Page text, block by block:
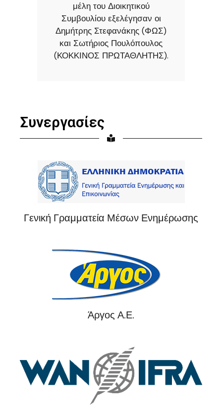
μέλη του Διοικητικού
Συμβουλίου εξελέγησαν οι
Δημήτρης Στεφανάκης (ΦΩΣ)
και Σωτήριος Πουλόπουλος
(ΚΟΚΚΙΝΟΣ ΠΡΩΤΑΘΛΗΤΗΣ).
Συνεργασίες
Γενική Γραμματεία Μέσων Ενημέρωσης
Άργος Α.Ε.